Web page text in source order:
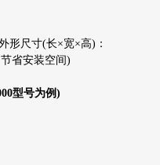
形尺寸(长×宽×高)：
省安装空间)
型号为例)